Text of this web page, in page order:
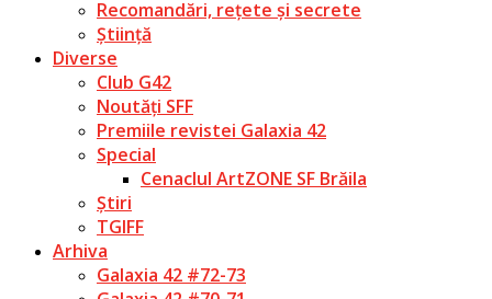
Recomandări, rețete și secrete
Știință
Diverse
Club G42
Noutăți SFF
Premiile revistei Galaxia 42
Special
Cenaclul ArtZONE SF Brăila
Știri
TGIFF
Arhiva
Galaxia 42 #72-73